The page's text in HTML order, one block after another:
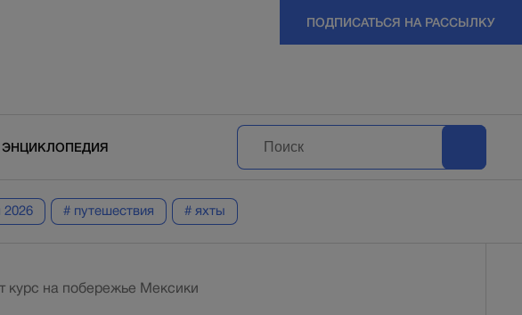
ПОДПИСАТЬСЯ НА РАССЫЛКУ
ЭНЦИКЛОПЕДИЯ
2026 # путешествия # яхты
курс на побережье Мексики